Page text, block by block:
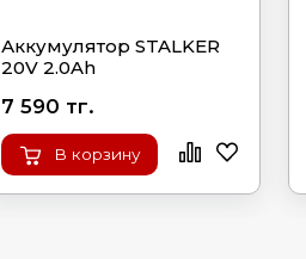
Аккумулятор STALKER
20V 2.0Ah
7 590 тг.
В корзину